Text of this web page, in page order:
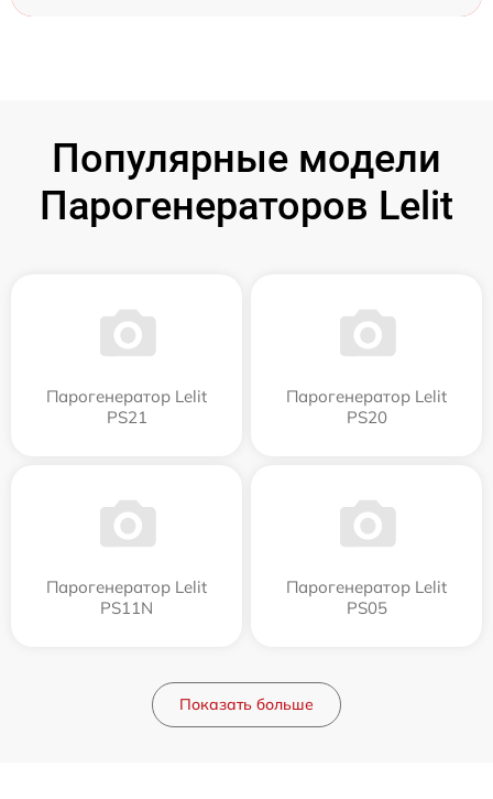
Популярные модели
Парогенераторов Lelit
Парогенератор Lelit
PS21
Парогенератор Lelit
PS20
Парогенератор Lelit
PS11N
Парогенератор Lelit
PS05
Показать больше